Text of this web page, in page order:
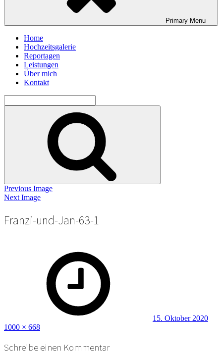
Primary Menu
Home
Hochzeitsgalerie
Reportagen
Leistungen
Über mich
Kontakt
for:
Previous Image
Next Image
Franzi-und-Jan-63-1
15. Oktober 2020
1000 × 668
Schreibe einen Kommentar